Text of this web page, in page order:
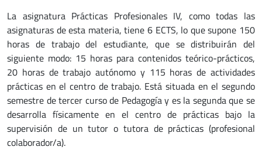
La asignatura Prácticas Profesionales IV, como todas las
asignaturas de esta materia, tiene 6 ECTS, lo que supone 150
horas de trabajo del estudiante, que se distribuirán del
siguiente modo: 15 horas para contenidos teórico-prácticos,
20 horas de trabajo autónomo y 115 horas de actividades
prácticas en el centro de trabajo. Está situada en el segundo
semestre de tercer curso de Pedagogía y es la segunda que se
desarrolla físicamente en el centro de prácticas bajo la
supervisión de un tutor o tutora de prácticas (profesional
colaborador/a).